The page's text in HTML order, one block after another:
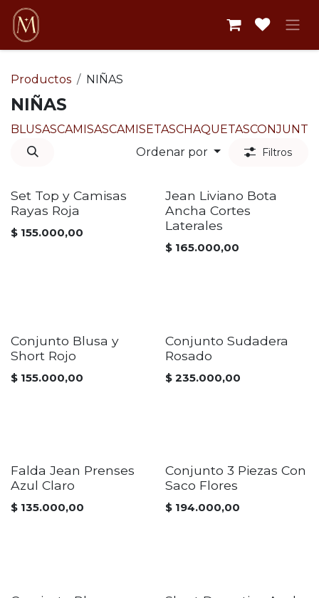
Ir al contenido
Productos NIÑAS
NIÑAS
BLUSASCAMISASCAMISETASCHAQUETAS
Ordenar por
Filtros
Set Top y Camisas
Rayas Roja
$ 155.000,00
Jean Liviano Bota
Ancha Cortes
Laterales
$ 165.000,00
Conjunto Blusa y
Short Rojo
$ 155.000,00
Conjunto Sudadera
Rosado
$ 235.000,00
Falda Jean Prenses
Azul Claro
$ 135.000,00
Conjunto 3 Piezas Con
Saco Flores
$ 194.000,00